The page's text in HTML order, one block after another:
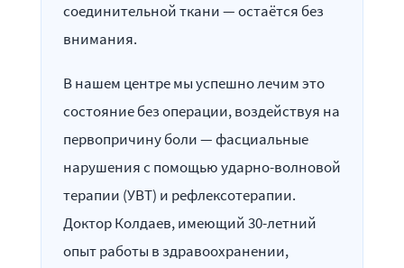
соединительной ткани — остаётся без
внимания.
В нашем центре мы успешно лечим это
состояние без операции, воздействуя на
первопричину боли — фасциальные
нарушения с помощью ударно-волновой
терапии (УВТ) и рефлексотерапии.
Доктор Колдаев, имеющий 30-летний
опыт работы в здравоохранении,